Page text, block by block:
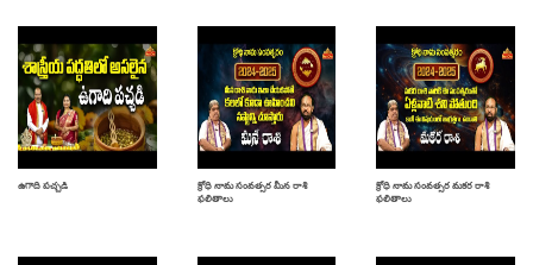
ఉగాది పచ్చడి
క్రోధి నామ సంవత్సర మీన రాశి
ఫలితాలు
క్రోధి నామ సంవత్సర మకర రాశి
ఫలితాలు